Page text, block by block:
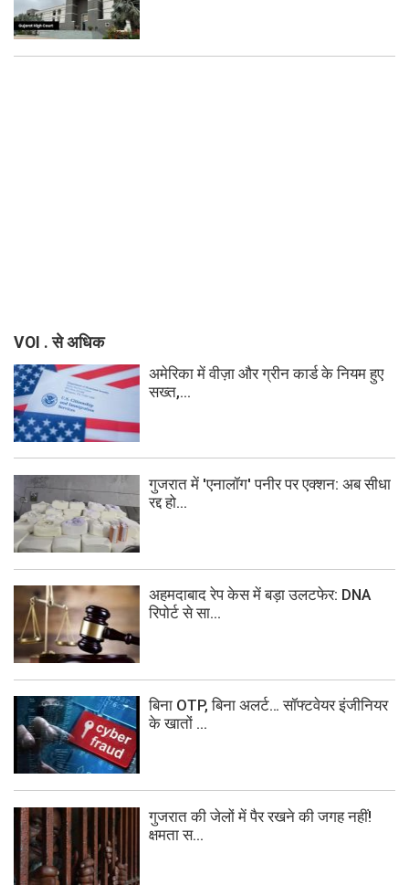
VOI . से अधिक
अमेरिका में वीज़ा और ग्रीन कार्ड के नियम हुए
सख्त,...
गुजरात में 'एनालॉग' पनीर पर एक्शन: अब सीधा
रद्द हो...
अहमदाबाद रेप केस में बड़ा उलटफेर: DNA
रिपोर्ट से सा...
बिना OTP, बिना अलर्ट… सॉफ्टवेयर इंजीनियर
के खातों ...
गुजरात की जेलों में पैर रखने की जगह नहीं!
क्षमता स...